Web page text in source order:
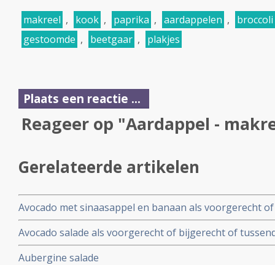
makreel , kook , paprika , aardappelen ,
broccoli
gestoomde , beetgaar , plakjes
Plaats een reactie ...
Reageer op "Aardappel -
Gerelateerde artikelen
Avocado met sinaasappel en banaan als voorgerecht
Avocado salade als voorgerecht of bijgerecht of
Aubergine salade